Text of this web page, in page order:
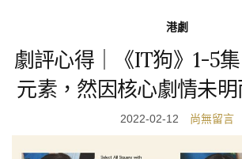
港劇
劇評心得｜《IT狗》1-5
元素，然因核心劇情未
2022-02-12 尚無留言